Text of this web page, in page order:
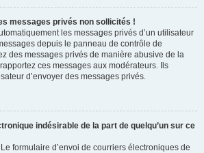
messages privés non sollicités !
les messages privés d’un utilisateur
depuis le panneau de contrôle de
des messages privés de manière abusive de la
ces messages aux modérateurs. Ils
d’envoyer des messages privés.
indésirable de la part de quelqu’un sur ce
formulaire d’envoi de courriers électroniques de